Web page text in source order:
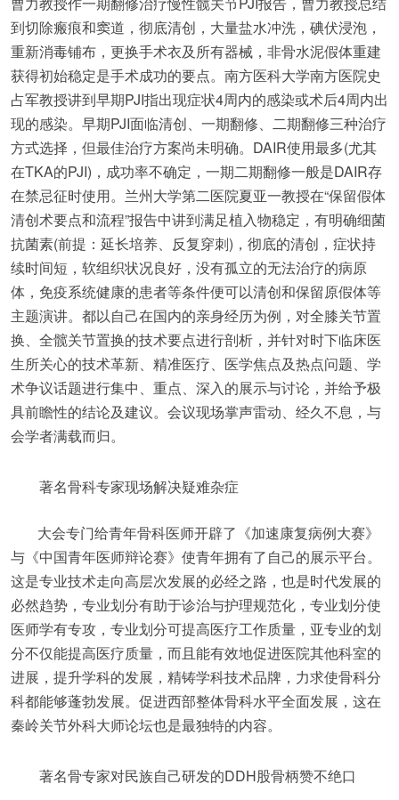
到切除瘢痕和窦道，彻底清创，大量盐水冲洗，碘伏浸泡，
重新消毒铺布，更换手术衣及所有器械，非骨水泥假体重建
获得初始稳定是手术成功的要点。南方医科大学南方医院史
占军教授讲到早期PJI指出现症状4周内的感染或术后4周内出
现的感染。早期PJI面临清创、一期翻修、二期翻修三种治疗
方式选择，但最佳治疗方案尚未明确。DAIR使用最多(尤其
在TKA的PJI)，成功率不确定，一期二期翻修一般是DAIR存
在禁忌征时使用。兰州大学第二医院夏亚一教授在“保留假体
清创术要点和流程”报告中讲到满足植入物稳定，有明确细菌
抗菌素(前提：延长培养、反复穿刺)，彻底的清创，症状持
续时间短，软组织状况良好，没有孤立的无法治疗的病原
体，免疫系统健康的患者等条件便可以清创和保留原假体等
主题演讲。都以自己在国内的亲身经历为例，对全膝关节置
换、全髋关节置换的技术要点进行剖析，并针对时下临床医
生所关心的技术革新、精准医疗、医学焦点及热点问题、学
术争议话题进行集中、重点、深入的展示与讨论，并给予极
具前瞻性的结论及建议。会议现场掌声雷动、经久不息，与
会学者满载而归。
著名骨科专家现场解决疑难杂症
大会专门给青年骨科医师开辟了《加速康复病例大赛》
与《中国青年医师辩论赛》使青年拥有了自己的展示平台。
这是专业技术走向高层次发展的必经之路，也是时代发展的
必然趋势，专业划分有助于诊治与护理规范化，专业划分使
医师学有专攻，专业划分可提高医疗工作质量，亚专业的划
分不仅能提高医疗质量，而且能有效地促进医院其他科室的
进展，提升学科的发展，精铸学科技术品牌，力求使骨科分
科都能够蓬勃发展。促进西部整体骨科水平全面发展，这在
秦岭关节外科大师论坛也是最独特的内容。
著名骨专家对民族自己研发的DDH股骨柄赞不绝口